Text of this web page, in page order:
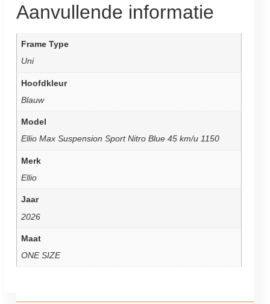
Aanvullende informatie
Frame Type
Uni
Hoofdkleur
Blauw
Model
Ellio Max Suspension Sport Nitro Blue 45 km/u 1150
Merk
Ellio
Jaar
2026
Maat
ONE SIZE